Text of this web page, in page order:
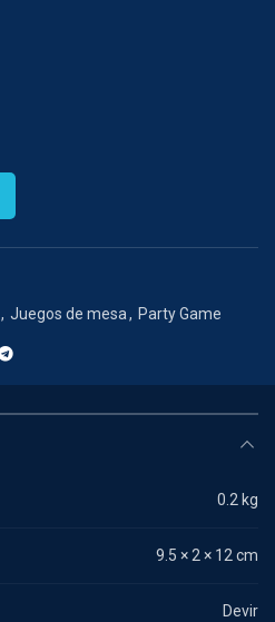
, Juegos de mesa, Party Game
0.2 kg
9.5 × 2 × 12 cm
Devir